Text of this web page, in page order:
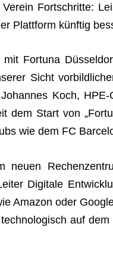
Fort­schritte:
Platt­form künf­tig
For­tuna
Sicht
Koch,
dem Start von
wie dem FC
neuen
Digi­tale
Ama­zon oder
auf